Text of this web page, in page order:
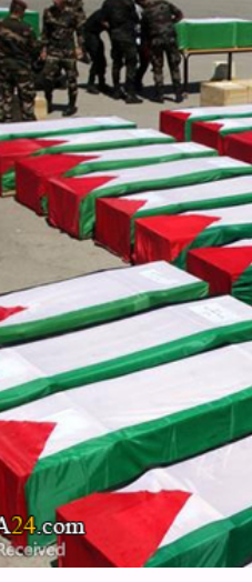
نفتکش‌مان منفجر شد